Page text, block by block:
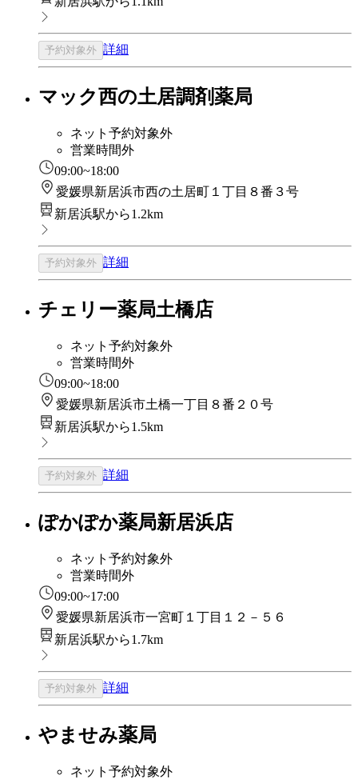
予約対象外 詳細
マック西の土居調剤薬局
ネット予約対象外
営業時間外
09:00~18:00
愛媛県新居浜市西の土居町１丁目８番３号
新居浜駅から1.2km
予約対象外 詳細
チェリー薬局土橋店
ネット予約対象外
営業時間外
09:00~18:00
愛媛県新居浜市土橋一丁目８番２０号
新居浜駅から1.5km
予約対象外 詳細
ぽかぽか薬局新居浜店
ネット予約対象外
営業時間外
09:00~17:00
愛媛県新居浜市一宮町１丁目１２－５６
新居浜駅から1.7km
予約対象外 詳細
やませみ薬局
ネット予約対象外